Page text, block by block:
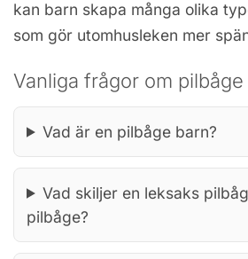
kan barn skapa många olika
som gör utomhusleken mer
Vanliga frågor om pilbåge
Vad är en pilbåge barn?
Vad skiljer en leksaks
pilbåge?